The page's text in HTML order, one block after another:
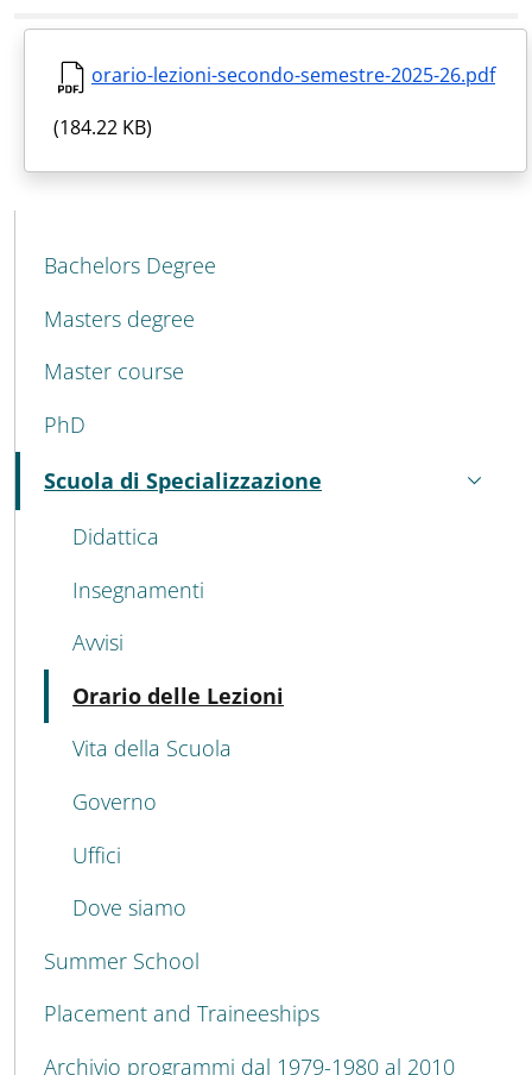
orario-lezioni-secondo-semestre-2025-26.pdf
(184.22 KB)
MENU CEV SECOND NAVIGATION
Bachelors Degree
Masters degree
Master course
PhD
Scuola di Specializzazione
Active
Didattica
Insegnamenti
Avvisi
Orario delle Lezioni
Vita della Scuola
Governo
Uffici
Dove siamo
Summer School
Placement and Traineeships
Archivio programmi dal 1979-1980 al 2010